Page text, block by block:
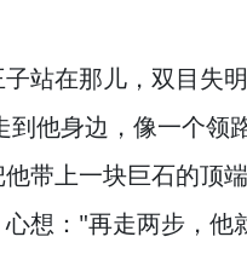
站在那儿， 双目失
到他身边， 像一个领
带上一块巨石的顶端
心想："再走两步， 他